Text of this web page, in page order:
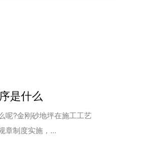
是什么
?金刚砂地坪在施工工艺
章制度实施，...